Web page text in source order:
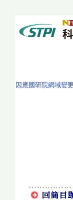
因應國研院網域變